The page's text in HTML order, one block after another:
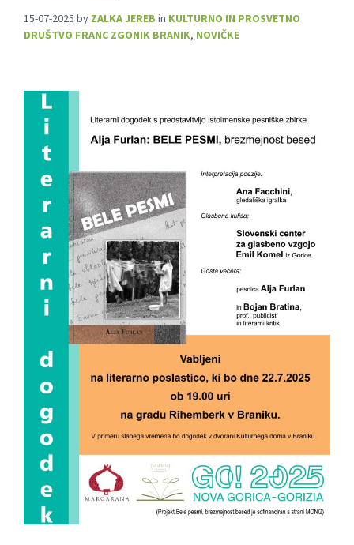
15-07-2025 by ZALKA JEREB in KULTURNO IN PROSVETNO
DRUŠTVO FRANC ZGONIK BRANIK, NOVIČKE